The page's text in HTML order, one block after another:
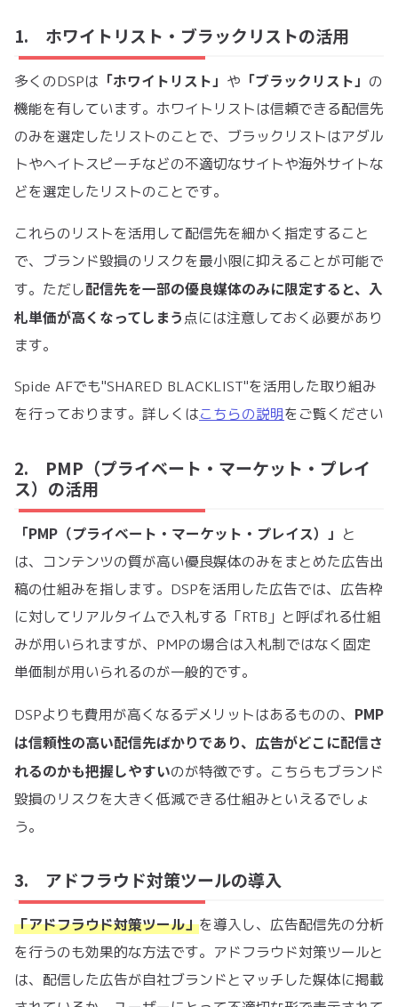
1. ホワイトリスト・ブラックリストの活用
多くのDSPは 「ホワイトリスト」 や 「ブラックリスト」 の
機能を有しています。ホワイトリストは信頼できる配信先
のみを選定したリストのことで、ブラックリストはアダル
トやヘイトスピーチなどの不適切なサイトや海外サイトな
どを選定したリストのことです。
これらのリストを活用して配信先を細かく指定すること
で、ブランド毀損のリスクを最小限に抑えることが可能で
す。ただし配信先を一部の優良媒体のみに限定すると、入
札単価が高くなってしまう点には注意しておく必要があり
ます。
Spide AFでも"SHARED BLACKLIST"を活用した取り組み
を行っております。詳しくはこちらの説明をご覧ください
2. PMP（プライベート・マーケット・プレイ
ス）の活用
「PMP（プライベート・マーケット・プレイス）」 と
は、コンテンツの質が高い優良媒体のみをまとめた広告出
稿の仕組みを指します。DSPを活用した広告では、広告枠
に対してリアルタイムで入札する「RTB」と呼ばれる仕組
みが用いられますが、PMPの場合は入札制ではなく固定
単価制が用いられるのが一般的です。
DSPよりも費用が高くなるデメリットはあるものの、 PMP
は信頼性の高い配信先ばかりであり、広告がどこに配信さ
れるのかも把握しやすいのが特徴です。こちらもブランド
毀損のリスクを大きく低減できる仕組みといえるでしょ
う。
3. アドフラウド対策ツールの導入
「アドフラウド対策ツール」を導入し、広告配信先の分析
を行うのも効果的な方法です。アドフラウド対策ツールと
は、配信した広告が自社ブランドとマッチした媒体に掲載